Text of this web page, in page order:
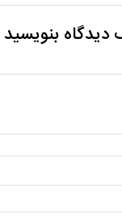
بنویسید